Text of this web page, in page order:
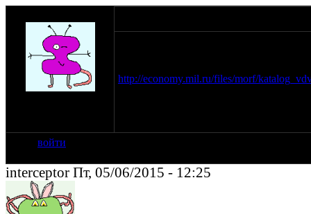
http://economy.mil.ru/files/morf/
войти
interceptor Пт, 05/06/2015 - 12:25